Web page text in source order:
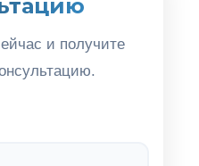
и получите